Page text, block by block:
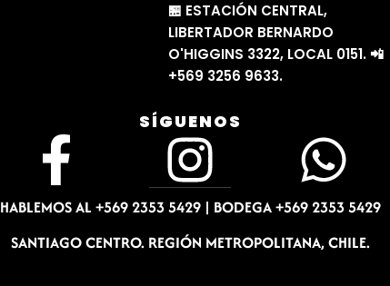
🏪 ESTACIÓN CENTRAL,
LIBERTADOR BERNARDO
O'HIGGINS 3322, LOCAL 0151. 📲
+569 3256 9633.
SÍGUENOS
F
a
c
I
n
s
W
h
a
HABLEMOS AL +569 2353 5429 | BODEGA +569 2353 5429
SANTIAGO CENTRO. REGIÓN METROPOLITANA, CHILE.